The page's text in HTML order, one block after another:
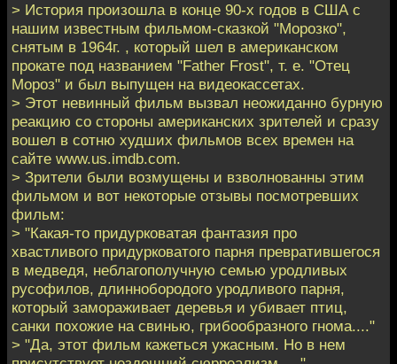
> История произошла в конце 90-х годов в США с
нашим известным фильмом-сказкой "Морозко",
снятым в 1964г. , который шел в американском
прокате под названием "Father Frost", т. е. "Отец
Мороз" и был выпущен на видеокассетах.
> Этот невинный фильм вызвал неожиданно бурную
реакцию со стороны американских зрителей и сразу
вошел в сотню худших фильмов всех времен на
сайте www.us.imdb.com.
> Зрители были возмущены и взволнованны этим
фильмом и вот некоторые отзывы посмотревших
фильм:
> "Какая-то придурковатая фантазия про
хвастливого придурковатого парня превратившегося
в медведя, неблагополучную семью уродливых
русофилов, длиннобородого уродливого парня,
который замораживает деревья и убивает птиц,
санки похожие на свинью, грибообразного гнома...."
> "Да, этот фильм кажеться ужасным. Но в нем